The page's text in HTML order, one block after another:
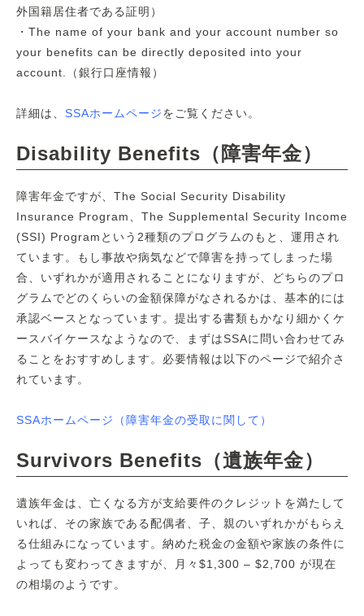
外国籍居住者である証明）
・The name of your bank and your account number so
your benefits can be directly deposited into your
account.（銀行口座情報）
詳細は、 SSAホームページをご覧ください。
Disability Benefits（障害年金）
障害年金ですが、The Social Security Disability
Insurance Program、The Supplemental Security Income
(SSI) Programという2種類のプログラムのもと、運用され
ています。もし事故や病気などで障害を持ってしまった場
合、いずれかが適用されることになりますが、どちらのプロ
グラムでどのくらいの金額保障がなされるかは、基本的には
承認ベースとなっています。提出する書類もかなり細かくケ
ースバイケースなようなので、まずはSSAに問い合わせてみ
ることをおすすめします。必要情報は以下のページで紹介さ
れています。
SSAホームページ（障害年金の受取に関して）
Survivors Benefits（遺族年金）
遺族年金は、亡くなる方が支給要件のクレジットを満たして
いれば、その家族である配偶者、子、親のいずれかがもらえ
る仕組みになっています。納めた税金の金額や家族の条件に
よっても変わってきますが、月々$1,300 – $2,700 が現在
の相場のようです。